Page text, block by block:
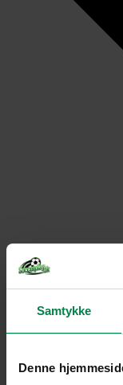
Samtykke
Denne